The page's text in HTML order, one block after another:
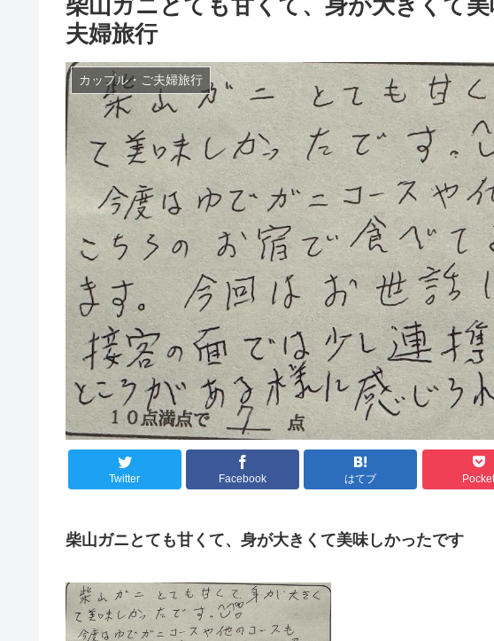
夫婦旅行
カップル・ご夫婦旅行
Twitter Facebook はてブ
柴山ガニとても甘くて、身が大きくて美味しかったです